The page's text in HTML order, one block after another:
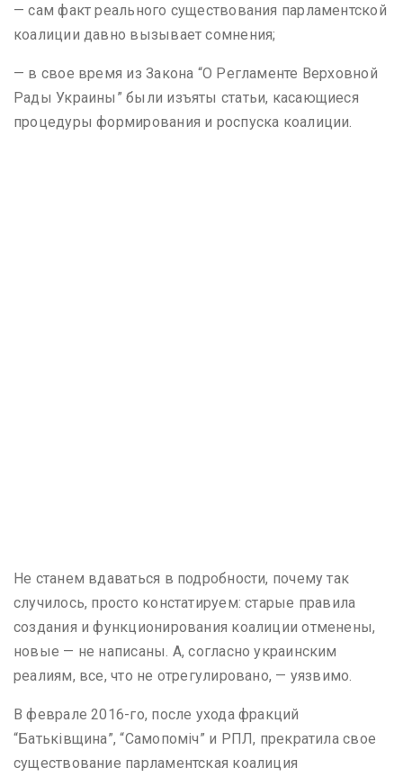
— сам факт реального существования парламентской
коалиции давно вызывает сомнения;
— в свое время из Закона “О Регламенте Верховной
Рады Украины” были изъяты статьи, касающиеся
процедуры формирования и роспуска коалиции.
Не станем вдаваться в подробности, почему так
случилось, просто констатируем: старые правила
создания и функционирования коалиции отменены,
новые — не написаны. А, согласно украинским
реалиям, все, что не отрегулировано, — уязвимо.
В феврале 2016-го, после ухода фракций
“Батьківщина”, “Самопоміч” и РПЛ, прекратила свое
существование парламентская коалиция